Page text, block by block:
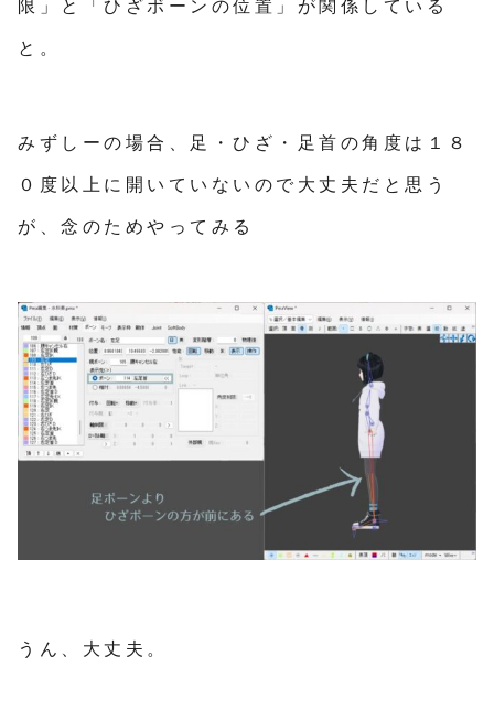
限」と「ひざボーンの位置」が関係している
と。
みずしーの場合、足・ひざ・足首の角度は１８
０度以上に開いていないので大丈夫だと思う
が、念のためやってみる
うん、大丈夫。